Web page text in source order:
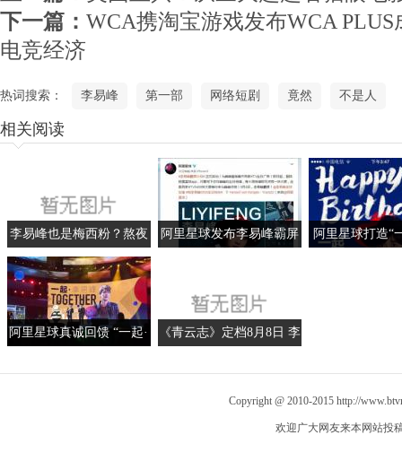
下一篇： WCA携淘宝游戏发布WCA
电竞经济
热词搜索： 李易峰 第一部 网络短剧 竟然 不是人
相关阅读
李易峰也是梅西粉？熬夜
看球相约巴萨
阿里星球发布李易峰霸屏
阿里星球打造“
阿里星球真诚回馈 “一起·
《青云志》定档8月8日 李
Copyright @ 2010-2015 http://
欢迎广大网友来本网站投